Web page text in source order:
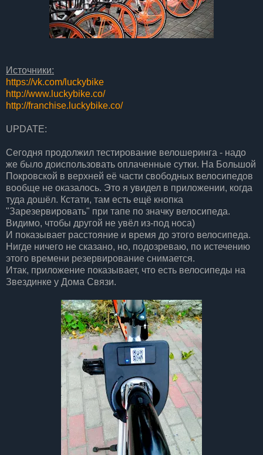
Источники:
https://vk.com/luckybike
http://www.luckybike.co/
http://franchise.luckybike.co/
UPDATE:
Сегодня продолжил тестирование велошеринга - надо
же было доиспользовать оплаченные сутки. На Большой
Покровской в верхней её части свободных велосипедов
вообще не оказалось. Это я увидел в приложении, когда
туда дошёл. Кстати, там есть ещё кнопка
"Зарезервировать" при тапе по значку велосипеда.
Видимо, чтобы другой не увёл из-под носа)
И показывает расстояние и время до этого велосипеда.
Нигде ничего не сказано, но, подозреваю, по истечению
этого времени резервирование снимается.
Итак, приложение показывает, что есть велосипеды на
Звездинке у Дома Связи.